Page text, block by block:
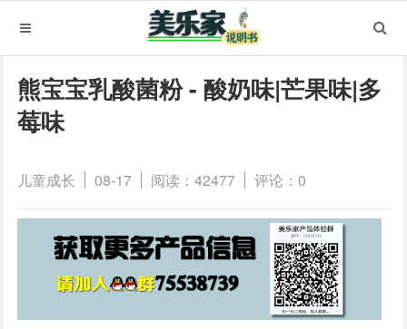
熊宝宝乳酸菌粉 - 酸奶味|芒果味|多
莓味
儿童成长 08-17 阅读：42477 评论：0